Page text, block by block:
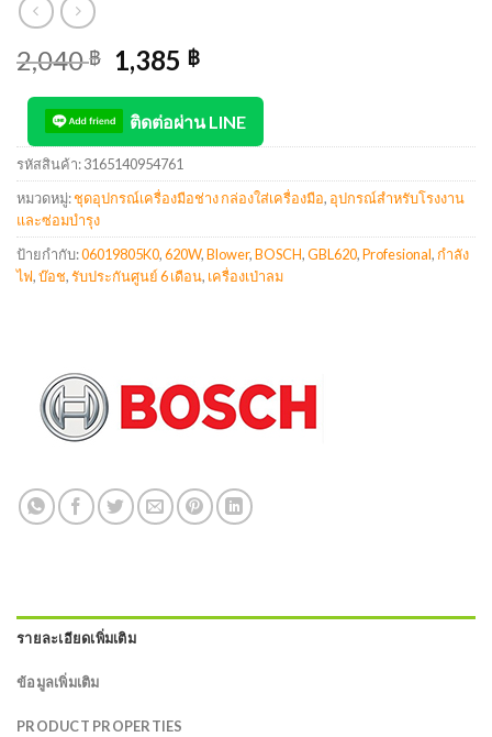
2,040฿ 1,385 ฿
ติดต่อผ่าน LINE
รหัสสินค้า:3165140954761
หมวดหมู่:ชุดอุปกรณ์เครื่องมือช่าง กล่องใส่เครื่องมือ, อุปกรณ์สำหรับโรงงาน
และซ่อมบำรุง
ป้ายกำกับ:06019805K0,620W,Blower,BOSCH,GBL620,Profesional, กำลัง
ไฟ,บ๊อช,รับประกันศูนย์ 6 เดือน, เครื่องเป่าลม
รายละเอียดเพิ่มเติม
ข้อมูลเพิ่มเติม
PRODUCT PROPERTIES